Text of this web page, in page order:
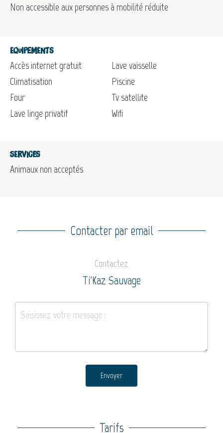
Non accessible aux personnes à mobilité réduite
Equipements
Accès internet gratuit
Climatisation
Four
Lave linge privatif
Lave vaisselle
Piscine
Tv satellite
Wifi
Services
Animaux non acceptés
Contacter par email
Contactez
Ti'Kaz Sauvage
Envoyer
Tarifs